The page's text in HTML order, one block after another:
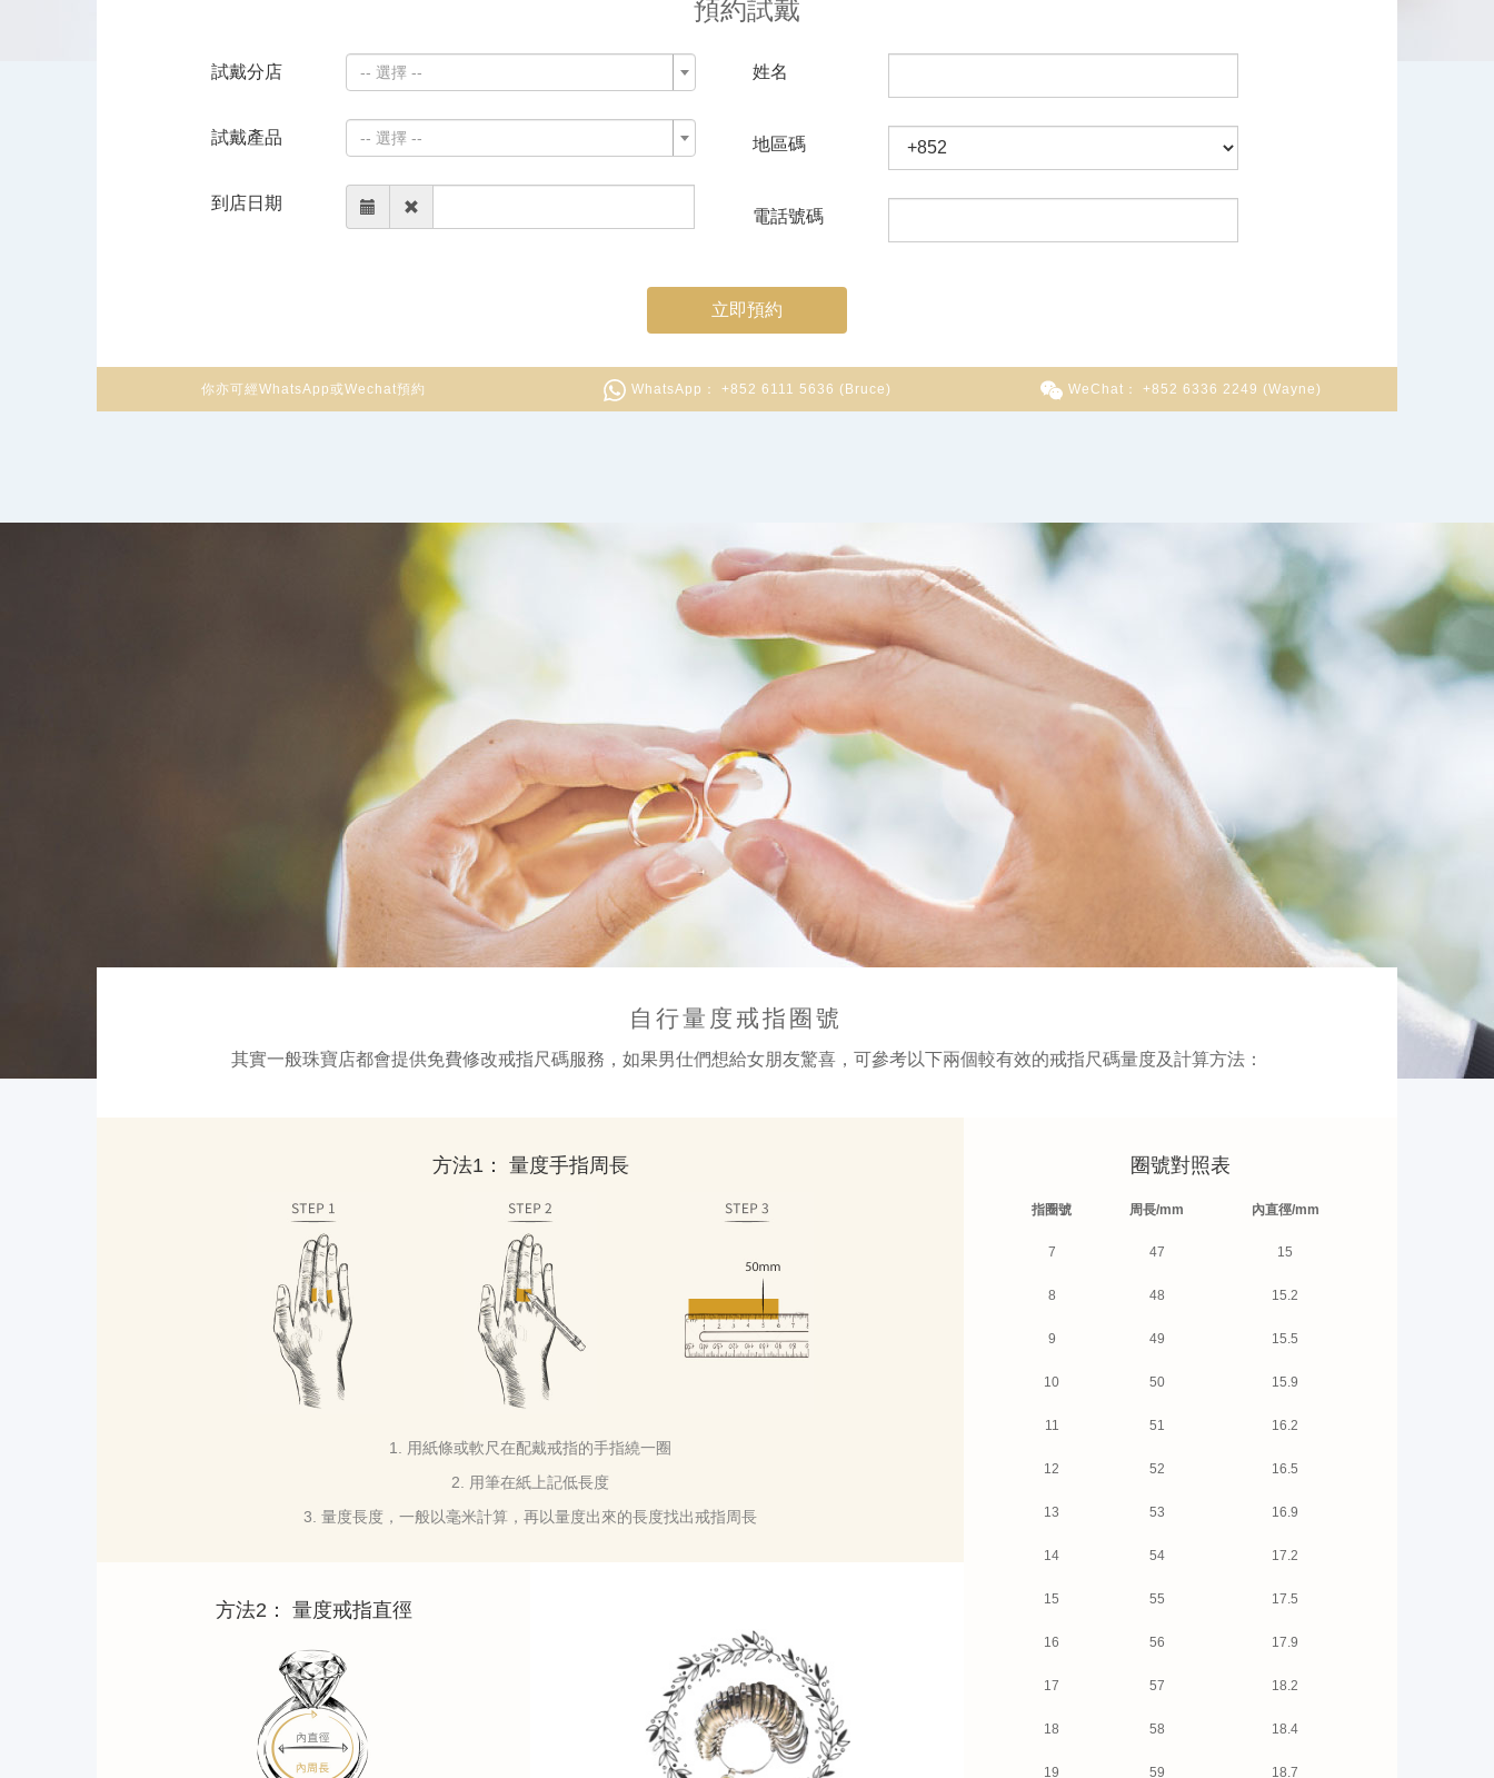
預約試戴
試戴分店 -- 選擇 --
試戴產品 -- 選擇 --
到店日期
姓名
地區碼
電話號碼
立即預約
你亦可經WhatsApp或Wechat預約 WhatsApp： +852 6111 5636 (Bruce) WeChat： +852 6336 2249 (Wayne)
自行量度戒指圈號
其實一般珠寶店都會提供免費修改戒指尺碼服務，如果男仕們想給女朋友驚喜，可參考以下兩個較有效的戒指尺碼量度及計算方法：
方法1： 量度手指周長
1. 用紙條或軟尺在配戴戒指的手指繞一圈
2. 用筆在紙上記低長度
3. 量度長度，一般以毫米計算，再以量度出來的長度找出戒指周長
方法2： 量度戒指直徑
圈號對照表
指圈號 周長/mm 內直徑/mm
7 47 15
8 48 15.2
9 49 15.5
10 50 15.9
11 51 16.2
12 52 16.5
13 53 16.9
14 54 17.2
15 55 17.5
16 56 17.9
17 57 18.2
18 58 18.4
19 59 18.7